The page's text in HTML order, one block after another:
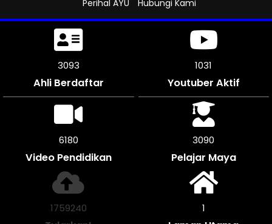
Perihal AYU
Hubungi Kami
3423
Ahli Berdaftar
1140
Youtuber Aktif
6840
Video Pendidikan
3420
Pelajar Maya
1947120 1